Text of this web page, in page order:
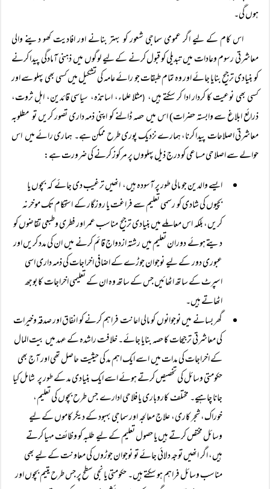
ہوں گی۔
اس کام کے لیے اگر عمومی سماجی شعور کو بہتر بنانے اور افادیت کھو دینے والی
معاشرتی رسوم وعادات میں تبدیلی کو قبول کرنے کے لیے لوگوں میں ذہنی آمادگی پیدا کرنے
کو بنیادی ترجیح بنایا جائے اور وہ تمام طبقات جو رائے عامہ کی تشکیل میں کسی بھی پہلو سے اور
کسی بھی نوعیت کا کردار ادا کر سکتے ہیں، (مثلا علماء، اساتذہ، سیاسی قائدین، اہل ثروت،
ذرائع ابلاغ سے وابستہ حضرات) اس میں حصہ ڈالنے کو اپنی ذمہ داری تصور کریں تو مطلوبہ
معاشرتی اصلاحات پیدا کرنا، ہمارے نزدیک پوری طرح ممکن ہے۔ ہماری رائے میں اس
حوالے سے اصلاحی مساعی کو درج ذیل پہلووں پر مرکوز کرنے کی ضرورت ہے:
ایسے والدین جو مالی طور پر آسودہ ہیں، انھیں ترغیب دی جائے کہ بچوں یا
بچیوں کی شادی کو رسمی تعلیم سے فراغت یا روزگار کے استحکام تک موخر نہ
کریں، بلکہ اس معاملے میں بنیادی ترجیح مناسب عمر اور فطری وطبعی تقاضوں کو
دیتے ہوئے دوران تعلیم میں رشتہ ازدواج قائم کرنے میں ان کی مدد کریں اور
عبوری دور کے لیے نوجوان جوڑے کے اضافی اخراجات کی ذمہ داری اسی
اسپرٹ کے ساتھ اٹھائیں جس کے ساتھ وہ ان کے تعلیمی اخراجات کا بوجھ
اٹھاتے ہیں۔
گھر بسانے میں نوجوانوں کو مالی اعانت فراہم کرنے کو انفاق اور صدقہ وخیرات
کی معاشرتی ترجیحات کا حصہ بنایا جائے۔ خلافت راشدہ کے عہد میں بیت المال
کے اخراجات کی مدات میں اسے ایک اہم مد کی حیثیت حاصل تھی اور آج بھی
حکومتی وسائل کی تخصیص کرتے ہوئے اسے ایک بنیادی مد کے طور پر شامل کیا
جانا چاہیے۔ مختلف کاروباری یا فلاحی ادارے جس طرح بچوں کی تعلیم،
خوراک، شجر کاری، علاج معالجہ اور سماجی بہبود کے دیگر کاموں کے لیے
وسائل مختص کرتے ہیں یا حصول تعلیم کے لیے طلبہ کو وظائف مہیا کرتے
ہیں، اگر انھیں توجہ دلائی جائے تو نوجوان جوڑوں کی معاونت کے لیے بھی
مناسب وسائل فراہم ہو سکتے ہیں۔ حکومتی یا نجی سطح پر جس طرح یتیم بچوں اور